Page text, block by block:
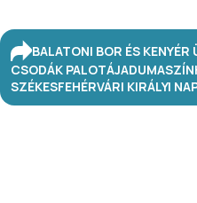
BALATONI BOR ÉS KENYÉR
CSODÁK PALOTÁJA
SZÉKESFEHÉRVÁRI KIRÁLYI